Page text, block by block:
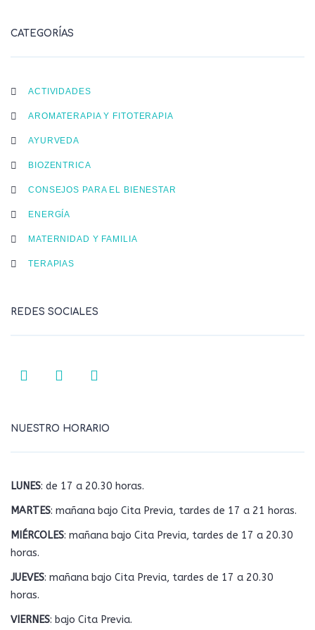
CATEGORÍAS
ACTIVIDADES
AROMATERAPIA Y FITOTERAPIA
AYURVEDA
BIOZENTRICA
CONSEJOS PARA EL BIENESTAR
ENERGÍA
MATERNIDAD Y FAMILIA
TERAPIAS
REDES SOCIALES
NUESTRO HORARIO
LUNES: de 17 a 20.30 horas.
MARTES: mañana bajo Cita Previa, tardes de 17 a 21 horas.
MIÉRCOLES: mañana bajo Cita Previa, tardes de 17 a 20.30
horas.
JUEVES: mañana bajo Cita Previa, tardes de 17 a 20.30
horas.
VIERNES: bajo Cita Previa.